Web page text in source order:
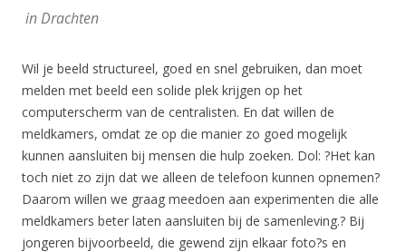
in Drachten
Wil je beeld structureel, goed en snel gebruiken, dan moet
melden met beeld een solide plek krijgen op het
computerscherm van de centralisten. En dat willen de
meldkamers, omdat ze op die manier zo goed mogelijk
kunnen aansluiten bij mensen die hulp zoeken. Dol: ?Het kan
toch niet zo zijn dat we alleen de telefoon kunnen opnemen?
Daarom willen we graag meedoen aan experimenten die alle
meldkamers beter laten aansluiten bij de samenleving.? Bij
jongeren bijvoorbeeld, die gewend zijn elkaar foto?s en